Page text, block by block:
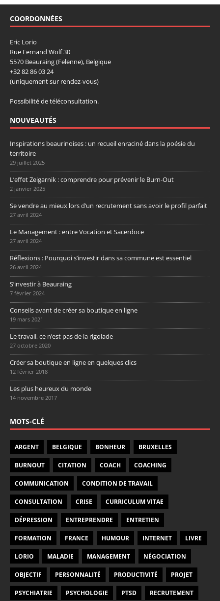
COORDONNÉES
Eric Lorio
Rue Fernand Wolf 30
5570 Beauraing (Felenne), Belgique
+32 82 86 03 24
(uniquement sur rendez-vous)
Possibilité de téléconsultation.
NOUVEAUTÉS
Inspirations beaurinoises : un recueil enraciné dans la poésie du
territoire
29 juillet 2025
L’effet Zeigarnik : comprendre pour prévenir le Burn-Out
2 janvier 2025
Se vendre au mieux lors d’un recrutement sans avoir le profil parfait
27 avril 2024
Le Management : entre Vocation et Sacerdoce
27 avril 2024
Réflexions : Pourquoi s’investir dans sa commune est essentiel
26 avril 2024
S’investir à Beauraing
7 février 2024
Conseils avant de créer sa boutique en ligne
19 mars 2021
Le travail, ce n’est pas de la rigolade
27 octobre 2020
Créer sa boutique en ligne en quelques clics
12 février 2018
Les plus heureux du monde
14 novembre 2017
MOTS-CLÉ
ARGENT BELGIQUE BONHEUR BRUXELLES
BURNOUT CITATION COACH COACHING
COMMUNICATION CONDITION DE TRAVAIL
CONSULTATION CRISE CURRICULUM VITAE
DÉPRESSION ENTREPRENDRE ENTRETIEN
FORMATION FRANCE HUMOUR INTERNET LIVRE
LORIO MALADIE MANAGEMENT NÉGOCIATION
OBJECTIF PERSONNALITÉ PRODUCTIVITÉ PROJET
PSYCHIATRIE PSYCHOLOGIE PTSD RECRUTEMENT